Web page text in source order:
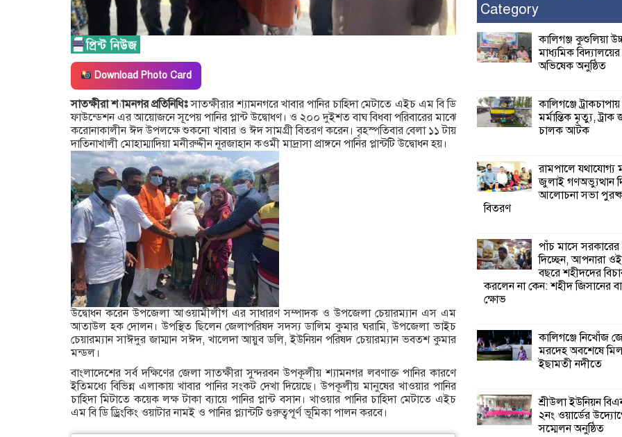
Download Photo Card
সাতক্ষীরা শ্যামনগর প্রতিনিধিঃসাতক্ষীরার শ্যামনগরে খাবার পানির চাহিদা মেটাতে এইচ এম বি ডি
ফাউন্ডেশন এর আয়োজনে সূপেয় পানির প্লান্ট উদ্বোধণ। ও ২০০ দুইশত বাঘ বিধবা পরিবারের মাঝে
করোনাকালীন ঈদ উপলক্ষে শুকনো খাবার ও ঈদ সামগ্রী বিতরণ করেন। বৃহস্পতিবার বেলা ১১ টায়
দাতিনাখালী মোহাম্মাদিয়া মনীরুদ্দীন নূরজাহান কওমী মাদ্রাসা প্রাঙ্গনে পানির প্লান্টটি উদ্বোধন হয়।
উদ্বোধন করেন উপজেলা আওয়ামীলীগ এর সাধারণ সম্পাদক ও উপজেলা চেয়ারম্যান এস এম
আতাউল হক দোলন। উপস্থিত ছিলেন জেলাপরিষদ সদস্য ডালিম কুমার ঘরামি, উপজেলা ভাইচ
চেয়ারম্যান সাঈদুর জাম্মান সঈদ, খালেদা আয়ুব ডলি, ইউনিয়ন পরিষদ চেয়ারম্যান ভবতশ কুমার
মন্ডল।
বাংলাদেশের সর্ব দক্ষিণের জেলা সাতক্ষীরা সুন্দরবন উপকূলীয় শ্যামনগর লবণাক্ত পানির কারণে
ইতিমধ্যে বিভিন্ন এলাকায় খাবার পানির সংকট দেখা দিয়েছে। উপকূলীয় মানুষের খাওয়ার পানির
চাহিদা মিটাতে কয়েক লক্ষ টাকা ব্যায়ে পানির প্লান্ট বসান। খাওয়ার পানির চাহিদা মেটাতে এইচ
এম বি ডি ড্রিংকিং ওয়াটার নামই ও পানির প্ল্যান্টটি গুরুত্বপূর্ণ ভূমিকা পালন করবে।
ক্ষতি করেছে
নুরুল হক নুর
পাঁচ মাসে সরকারের
বছরে শহীদদের
করলেন না কেন: শহীদ জিসানের
ক্ষোভ
কালিগঞ্জে নিখোঁজ
মরদেহ অবশেষে
ইছামতী নদীতে
২নং ওয়ার্ডের
কর্মী সম্মেলন
শ্যামনগরে জলবায়ু
শিখন ও অভিজ্ঞতা বিনিময় সভা
শ্যামনগরে বনবিভাগ
মতবিনিময় সভা
Category
কালিগঞ্জ কুশুলিয়া
মাধ্যমিক
অভিষেক অনুষ্ঠিত
কালিগঞ্জে
মর্মান্তিক মৃত্যু, ট্রাক
চালক আটক
রামপালে যথাযোগ্য
জুলাই গণঅভ্যুত্থান
আলোচনা সভা
বিতরণ
পাঁচ মাসে
দিচ্ছেন, আপনারা
বছরে শহীদদের
করলেন না কেন: শহীদ জিসানের
ক্ষোভ
কালিগঞ্জে নিখোঁজ
মরদেহ অবশেষে
ইছামতী নদীতে
শ্রীউলা ইউনিয়ন
২নং ওয়ার্ডের
সম্মেলন অনুষ্ঠিত